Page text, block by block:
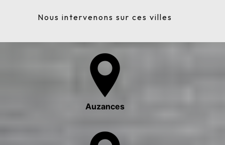
Nous intervenons sur ces villes
Auzances